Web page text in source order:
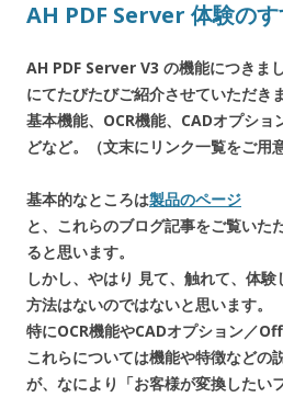
AH PDF Server 体験の
AH PDF Server V3 の機能につきま
にてたびたびご紹介させていただき
基本機能、OCR機能、CADオプシ
どなど。（文末にリンク一覧をご用
基本的なところは製品のページ
と、これらのブログ記事をご覧いた
ると思います。
しかし、やはり 見て、触れて、体
方法はないのではないと思います。
特にOCR機能やCADオプション／
これらについては機能や特徴などの
が、なにより「お客様が変換したい